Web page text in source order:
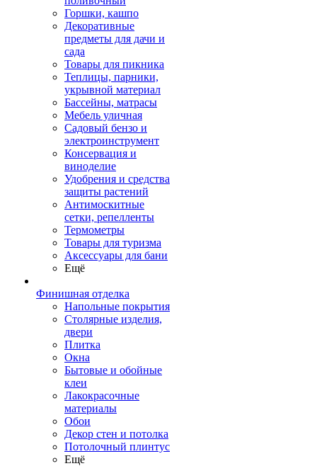
Горшки, кашпо
Декоративные
предметы для дачи и
сада
Товары для пикника
Теплицы, парники,
укрывной материал
Бассейны, матрасы
Мебель уличная
Садовый бензо и
электроинструмент
Консервация и
виноделие
Удобрения и средства
защиты растений
Антимоскитные
сетки, репелленты
Термометры
Товары для туризма
Аксессуары для бани
Ещё
Финишная отделка
Напольные покрытия
Столярные изделия,
двери
Плитка
Окна
Бытовые и обойные
клеи
Лакокрасочные
материалы
Обои
Декор стен и потолка
Потолочный плинтус
Ещё